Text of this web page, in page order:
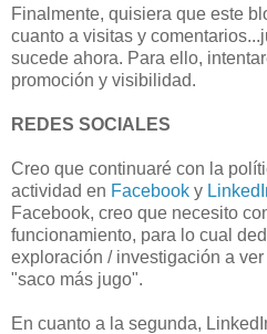
Finalmente, quisiera que este
cuanto a visitas y
sucede ahora. Para ello,
promoción y visibilidad.
REDES SOCIALES
Creo que continuaré con la
actividad en Facebook y
Facebook, creo que necesito
funcionamiento, para lo cual
exploración / investigación a
"saco más jugo".
En cuanto a la segunda,